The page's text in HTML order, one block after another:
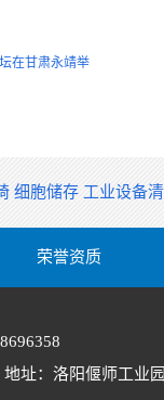
在甘肃永靖举
细胞储存 工业设备
荣誉资质
址：洛阳偃师工业